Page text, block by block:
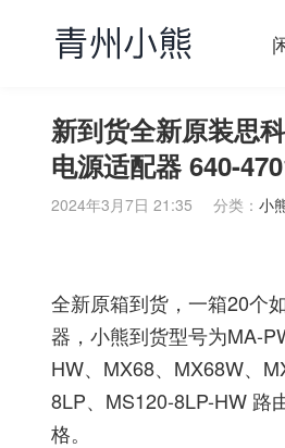
新到货全新原装思
电源适配器 640-
2024年3月7日 21:35 分类： 小
全新原箱到货，一箱20个
器，小熊到货型号为MA-
HW、MX68、MX68W、
8LP、MS120-8LP-HW 路
格。